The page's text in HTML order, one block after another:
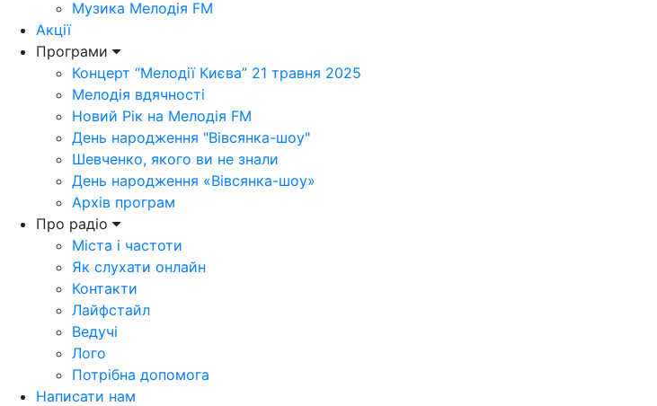
Музика Мелодія FM
Акції
Програми
Концерт “Мелодії Києва” 21 травня 2025
Мелодія вдячності
Новий Рік на Мелодія FM
День народження "Вівсянка-шоу"
Шевченко, якого ви не знали
День народження «Вівсянка-шоу»
Архів програм
Про радіо
Міста і частоти
Як слухати онлайн
Контакти
Лайфстайл
Ведучі
Лого
Потрібна допомога
Написати нам